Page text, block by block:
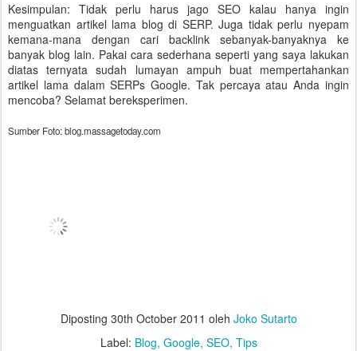
Kesimpulan: Tidak perlu harus jago SEO kalau hanya ingin
menguatkan artikel lama blog di SERP. Juga tidak perlu nyepam
kemana-mana dengan cari backlink sebanyak-banyaknya ke
banyak blog lain. Pakai cara sederhana seperti yang saya lakukan
diatas ternyata sudah lumayan ampuh buat mempertahankan
artikel lama dalam SERPs Google. Tak percaya atau Anda ingin
mencoba? Selamat bereksperimen.
Sumber Foto: blog.massagetoday.com
Diposting 30th October 2011 oleh Joko Sutarto
Label: Blog Google SEO Tips